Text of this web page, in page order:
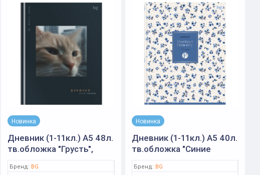
Новинка
Дневник (1-11кл.) А5 48л.
тв.обложка "Грусть",
выб.лак (BG)
Бренд: BG
Новинка
Дневник (1-11кл.) А5 40л.
тв.обложка "Синие
ламинация, тиснение
Бренд: BG